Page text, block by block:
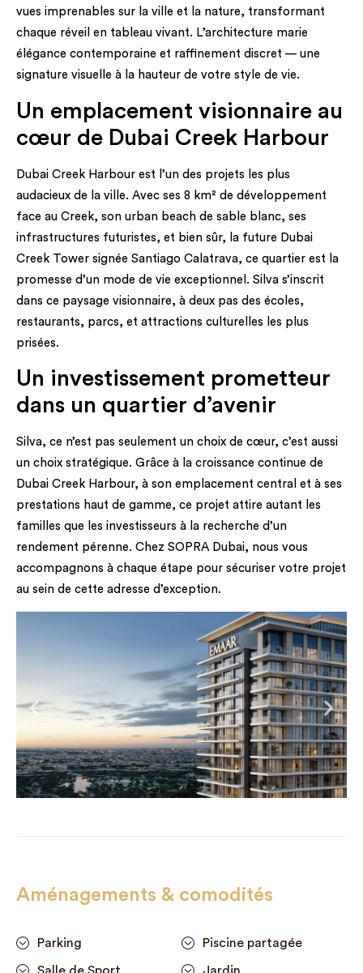
vues imprenables sur la ville et la nature, transformant
chaque réveil en tableau vivant. L’architecture marie
élégance contemporaine et raffinement discret — une
signature visuelle à la hauteur de votre style de vie.
Un emplacement visionnaire au
cœur de Dubai Creek Harbour
Dubai Creek Harbour est l’un des projets les plus
audacieux de la ville. Avec ses 8 km² de développement
face au Creek, son urban beach de sable blanc, ses
infrastructures futuristes, et bien sûr, la future Dubai
Creek Tower signée Santiago Calatrava, ce quartier est la
promesse d’un mode de vie exceptionnel. Silva s’inscrit
dans ce paysage visionnaire, à deux pas des écoles,
restaurants, parcs, et attractions culturelles les plus
prisées.
Un investissement prometteur
dans un quartier d’avenir
Silva, ce n’est pas seulement un choix de cœur, c’est aussi
un choix stratégique. Grâce à la croissance continue de
Dubai Creek Harbour, à son emplacement central et à ses
prestations haut de gamme, ce projet attire autant les
familles que les investisseurs à la recherche d’un
rendement pérenne. Chez SOPRA Dubai, nous vous
accompagnons à chaque étape pour sécuriser votre projet
au sein de cette adresse d’exception.
Aménagements & comodités
Parking Piscine partagée